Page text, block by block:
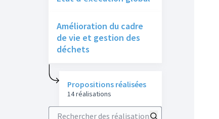
Amélioration du cadre
de vie et gestion des
déchets
Propositions réalisées
14 réalisations
Rechercher des réalisations